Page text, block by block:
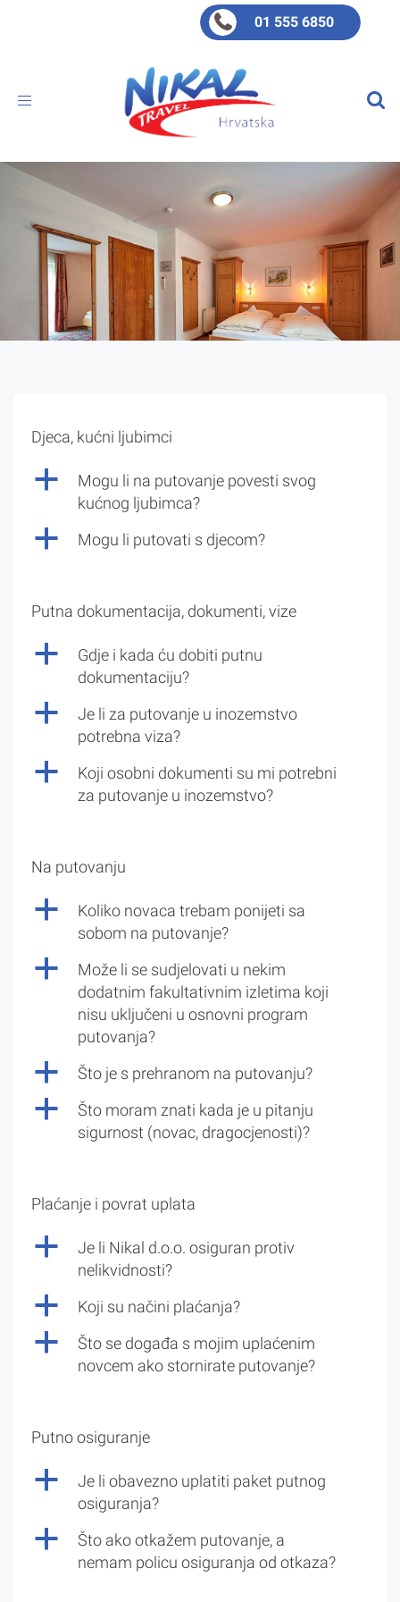
01 555 6850
Toggle
Djeca, kućni ljubimci
a
Mogu li na putovanje povesti svog
kućnog ljubimca?
a Mogu li putovati s djecom?
Putna dokumentacija, dokumenti, vize
a
Gdje i kada ću dobiti putnu
dokumentaciju?
a
Je li za putovanje u inozemstvo
potrebna viza?
a
Koji osobni dokumenti su mi potrebni
za putovanje u inozemstvo?
Na putovanju
a
Koliko novaca trebam ponijeti sa
sobom na putovanje?
a
Može li se sudjelovati u nekim
dodatnim fakultativnim izletima koji
nisu uključeni u osnovni program
putovanja?
a Što je s prehranom na putovanju?
a
Što moram znati kada je u pitanju
sigurnost (novac, dragocjenosti)?
Plaćanje i povrat uplata
a
Je li Nikal d.o.o. osiguran protiv
nelikvidnosti?
a Koji su načini plaćanja?
a
Što se događa s mojim uplaćenim
novcem ako stornirate putovanje?
Putno osiguranje
a
Je li obavezno uplatiti paket putnog
osiguranja?
a
Što ako otkažem putovanje, a
nemam policu osiguranja od otkaza?